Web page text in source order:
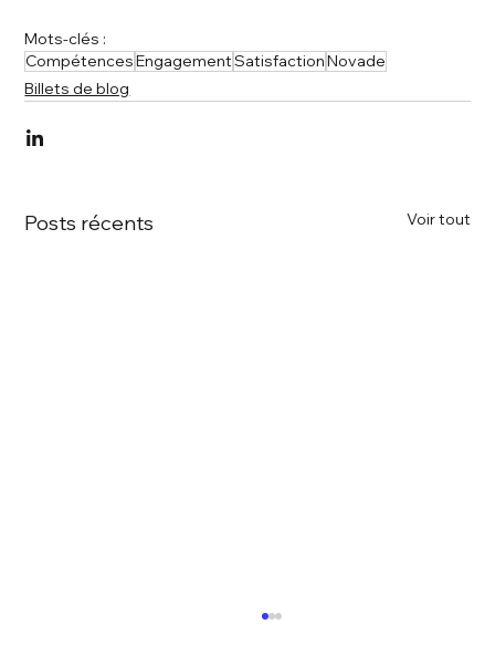
Mots-clés :
CompétencesEngagementSatisfactionNovade
Billets de blog
Posts récents Voir tout